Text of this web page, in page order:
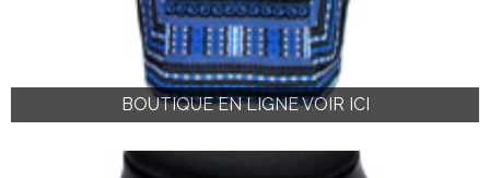
BOUTIQUE EN LIGNE VOIR ICI